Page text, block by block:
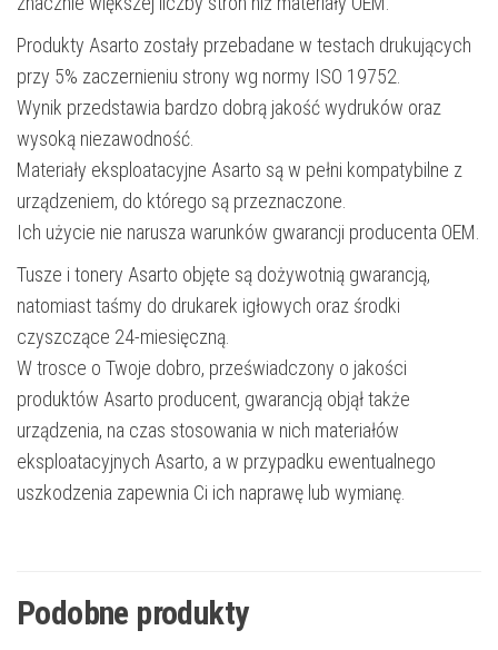
Produkty Asarto zostały przebadane w testach drukujących
przy 5% zaczernieniu strony wg normy ISO 19752.
Wynik przedstawia bardzo dobrą jakość wydruków oraz
wysoką niezawodność.
Materiały eksploatacyjne Asarto są w pełni kompatybilne z
urządzeniem, do którego są przeznaczone.
Ich użycie nie narusza warunków gwarancji producenta OEM.
Tusze i tonery Asarto objęte są dożywotnią gwarancją,
natomiast taśmy do drukarek igłowych oraz środki
czyszczące 24-miesięczną.
W trosce o Twoje dobro, przeświadczony o jakości
produktów Asarto producent, gwarancją objął także
urządzenia, na czas stosowania w nich materiałów
eksploatacyjnych Asarto, a w przypadku ewentualnego
uszkodzenia zapewnia Ci ich naprawę lub wymianę.
Podobne produkty